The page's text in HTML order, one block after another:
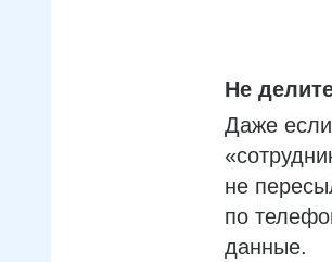
Не
Даже если
не
по
данные.